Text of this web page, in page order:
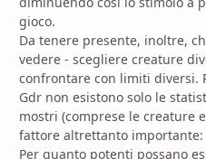
gioco.
Da tenere presente, inoltre,
vedere - scegliere creature
confrontare con limiti diversi.
Gdr non esistono solo le
mostri (comprese le creature
fattore altrettanto importante:
Per quanto potenti possano